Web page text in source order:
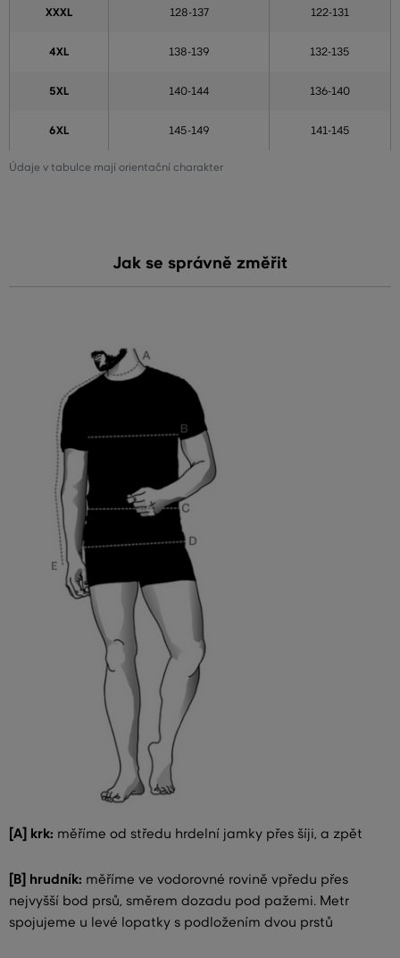
Údaje v tabulce mají orientační charakter
XXXL 128-137 122-131
4XL 138-139 132-135
5XL 140-144 136-140
6XL 145-149 141-145
Jak se správně změřit
[A] krk: měříme od středu hrdelní jamky přes šíji, a zpět
[B] hrudník: měříme ve vodorovné rovině vpředu přes
nejvyšší bod prsů, směrem dozadu pod pažemi. Metr
spojujeme u levé lopatky s podložením dvou prstů